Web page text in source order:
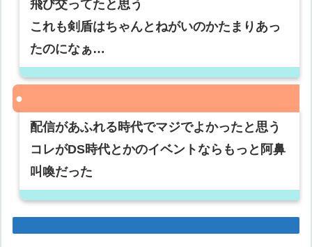
飛び交ってたと思う
これも剣盾はちゃんとねがいのかたまりあっ
たのになぁ…
配信があふれる時代でマジでよかったと思う
コレがDS時代とかのイベントならもっと阿鼻
叫喚だった